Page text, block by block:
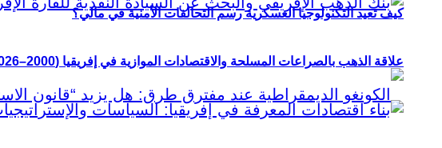
كيف تعيد التكنولوجيا العسكرية رسم التحالفات الأمنية في مالي؟
علاقة الذهب بالصراعات المسلحة والاقتصادات الموازية في إفريقيا (2000–2026)